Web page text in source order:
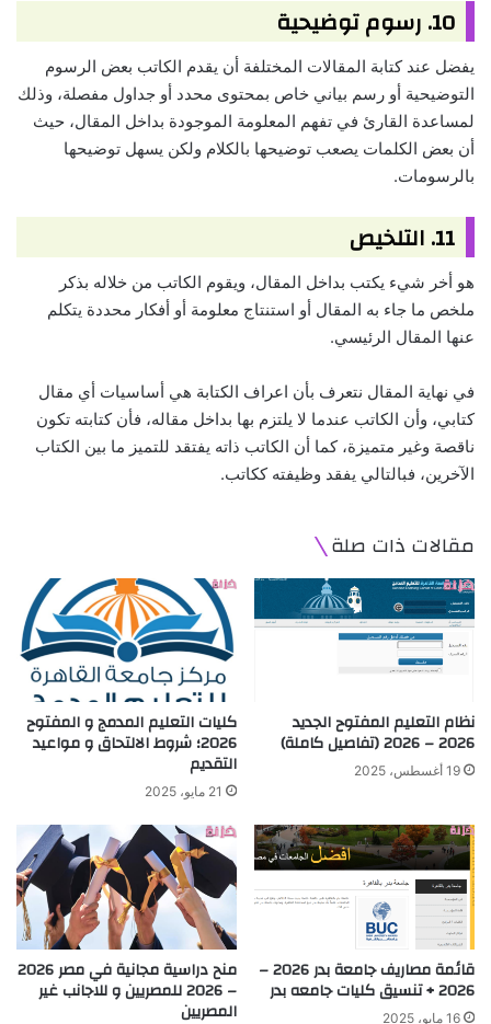
10. رسوم توضيحية
يفضل عند كتابة المقالات المختلفة أن يقدم الكاتب بعض الرسوم
التوضيحية أو رسم بياني خاص بمحتوى محدد أو جداول مفصلة، وذلك
لمساعدة القارئ في تفهم المعلومة الموجودة بداخل المقال، حيث
أن بعض الكلمات يصعب توضيحها بالكلام ولكن يسهل توضيحها
بالرسومات.
11. التلخيص
هو أخر شيء يكتب بداخل المقال، ويقوم الكاتب من خلاله بذكر
ملخص ما جاء به المقال أو استنتاج معلومة أو أفكار محددة يتكلم
عنها المقال الرئيسي.
في نهاية المقال نتعرف بأن اعراف الكتابة هي أساسيات أي مقال
كتابي، وأن الكاتب عندما لا يلتزم بها بداخل مقاله، فأن كتابته تكون
ناقصة وغير متميزة، كما أن الكاتب ذاته يفتقد للتميز ما بين الكتاب
الآخرين، فبالتالي يفقد وظيفته ككاتب.
مقالات ذات صلة
نظام التعليم المفتوح الجديد
2026 – 2026 (تفاصيل كاملة)
19 أغسطس، 2025
كليات التعليم المدمج و المفتوح
2026؛ شروط الالتحاق و مواعيد
التقديم
21 مايو، 2025
قائمة مصاريف جامعة بدر 2026 –
2026 + تنسيق كليات جامعه بدر
16 مايو، 2025
منح دراسية مجانية في مصر 2026
– 2026 للمصريين و للاجانب غير
المصريين